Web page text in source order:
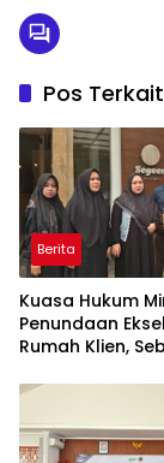
Pos Terkait
Berita
Kuasa Hukum
Penundaan
Rumah Klien,
Hukum yang